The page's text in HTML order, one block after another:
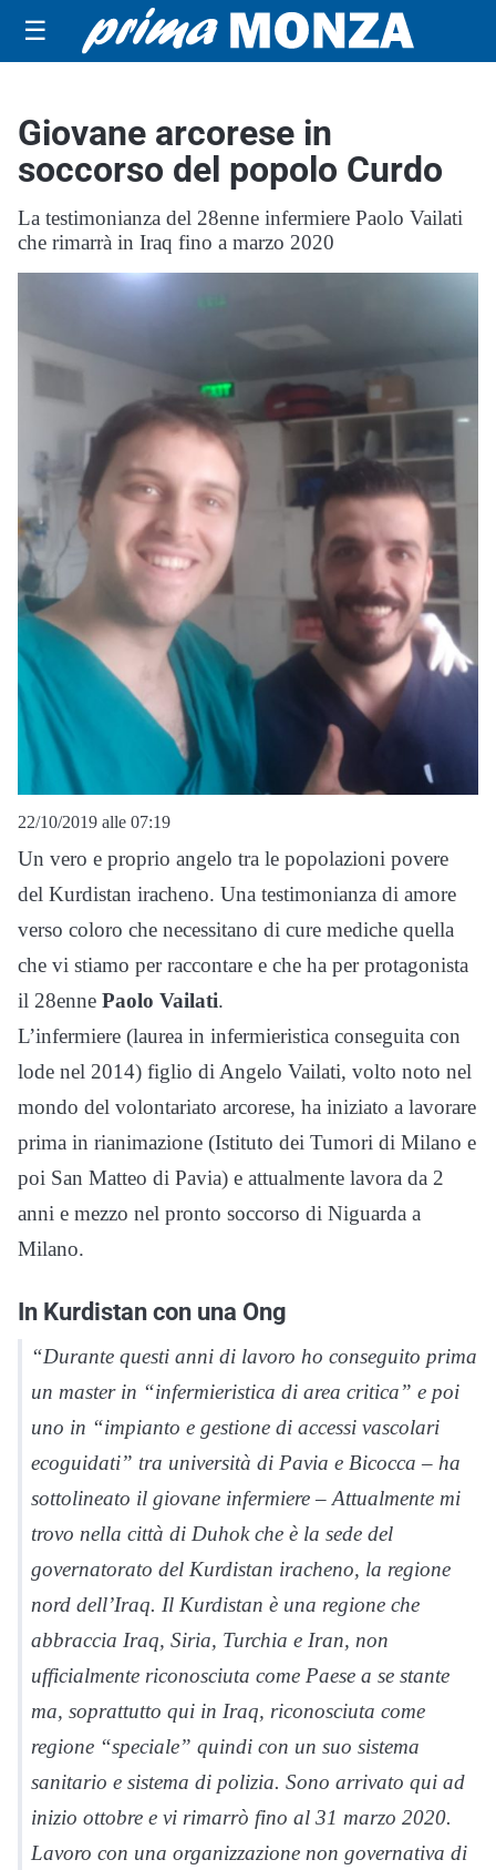
☰
Giovane arcorese in
soccorso del popolo Curdo
La testimonianza del 28enne infermiere Paolo Vailati
che rimarrà in Iraq fino a marzo 2020
22/10/2019 alle 07:19
Un vero e proprio angelo tra le popolazioni povere
del Kurdistan iracheno. Una testimonianza di amore
verso coloro che necessitano di cure mediche quella
che vi stiamo per raccontare e che ha per protagonista
il 28enne Paolo Vailati.
L’infermiere (laurea in infermieristica conseguita con
lode nel 2014) figlio di Angelo Vailati, volto noto nel
mondo del volontariato arcorese, ha iniziato a lavorare
prima in rianimazione (Istituto dei Tumori di Milano e
poi San Matteo di Pavia) e attualmente lavora da 2
anni e mezzo nel pronto soccorso di Niguarda a
Milano.
In Kurdistan con una Ong
“Durante questi anni di lavoro ho conseguito prima
un master in “infermieristica di area critica” e poi
uno in “impianto e gestione di accessi vascolari
ecoguidati” tra università di Pavia e Bicocca – ha
sottolineato il giovane infermiere – Attualmente mi
trovo nella città di Duhok che è la sede del
governatorato del Kurdistan iracheno, la regione
nord dell’Iraq. Il Kurdistan è una regione che
abbraccia Iraq, Siria, Turchia e Iran, non
ufficialmente riconosciuta come Paese a se stante
ma, soprattutto qui in Iraq, riconosciuta come
regione “speciale” quindi con un suo sistema
sanitario e sistema di polizia. Sono arrivato qui ad
inizio ottobre e vi rimarrò fino al 31 marzo 2020.
Lavoro con una organizzazione non governativa di